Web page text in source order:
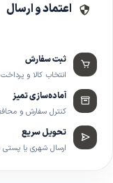
اعتماد و ارسال
ثبت سفارش
انتخاب کالا و
آماده‌سازی تمیز
کنترل سفارش و
تحویل سریع
ارسال شهری یا